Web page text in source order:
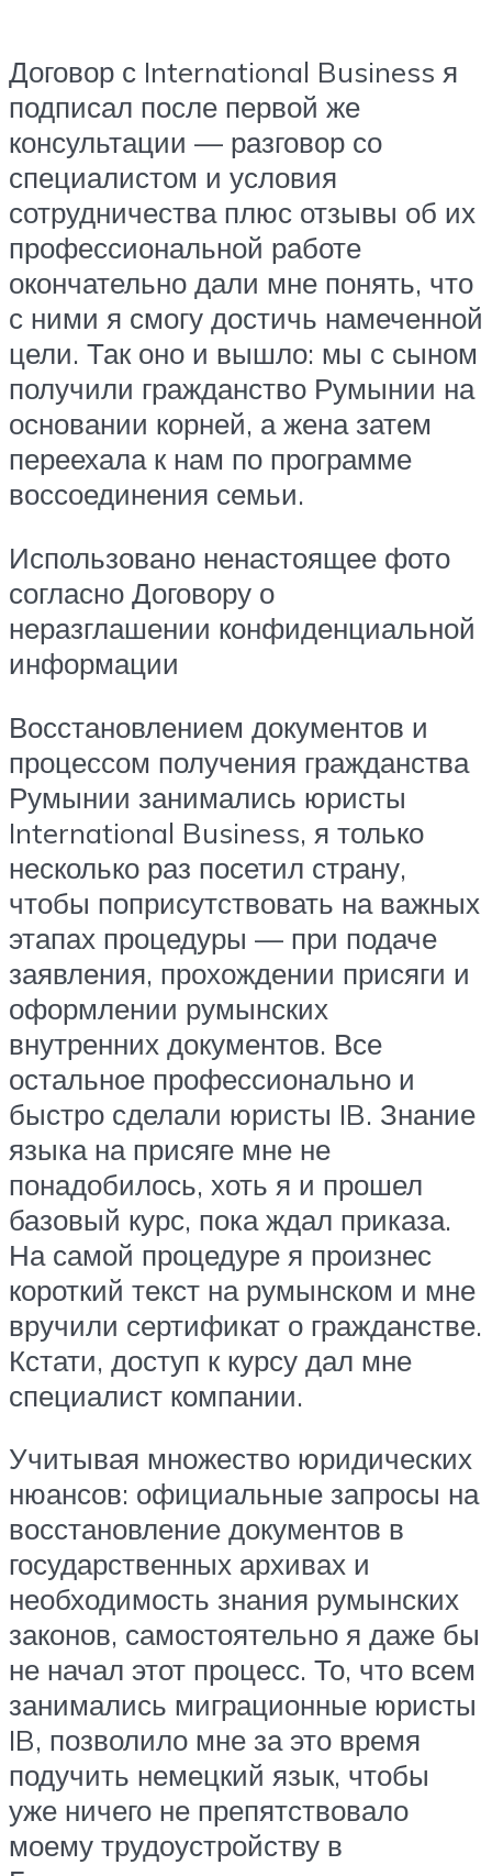
Договор с International Business я
подписал после первой же
консультации — разговор со
специалистом и условия
сотрудничества плюс отзывы об их
профессиональной работе
окончательно дали мне понять, что
с ними я смогу достичь намеченной
цели. Так оно и вышло: мы с сыном
получили гражданство Румынии на
основании корней, а жена затем
переехала к нам по программе
воссоединения семьи.
Использовано ненастоящее фото
согласно Договору о
неразглашении конфиденциальной
информации
Восстановлением документов и
процессом получения гражданства
Румынии занимались юристы
International Business, я только
несколько раз посетил страну,
чтобы поприсутствовать на важных
этапах процедуры — при подаче
заявления, прохождении присяги и
оформлении румынских
внутренних документов. Все
остальное профессионально и
быстро сделали юристы IB. Знание
языка на присяге мне не
понадобилось, хоть я и прошел
базовый курс, пока ждал приказа.
На самой процедуре я произнес
короткий текст на румынском и мне
вручили сертификат о гражданстве.
Кстати, доступ к курсу дал мне
специалист компании.
Учитывая множество юридических
нюансов: официальные запросы на
восстановление документов в
государственных архивах и
необходимость знания румынских
законов, самостоятельно я даже бы
не начал этот процесс. То, что всем
занимались миграционные юристы
IB, позволило мне за это время
подучить немецкий язык, чтобы
уже ничего не препятствовало
моему трудоустройству в